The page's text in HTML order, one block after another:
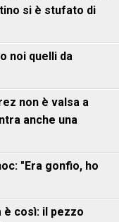
si è stufato di
noi quelli da
non è valsa a
anche una
"Era gonfio, ho
è così: il pezzo